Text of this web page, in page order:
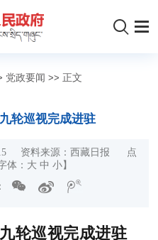
党政要闻 >> 正文
轮巡视完成进驻
资料来源：西藏日报 点
体： 大 中 小】
轮巡视完成进驻